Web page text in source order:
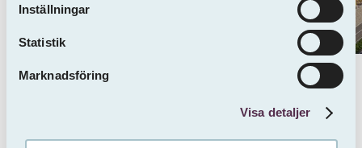
oss.
Inställningar
Statistik
Marknadsföring
Visa detaljer